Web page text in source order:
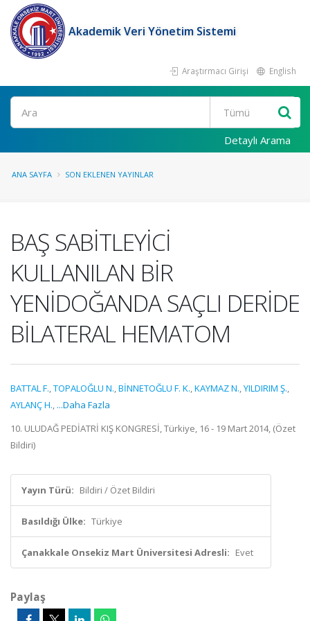
Akademik Veri Yönetim Sistemi
Araştırmacı Girişi English
Ara
Detaylı Arama
ANA SAYFA SON EKLENEN YAYINLAR
BAŞ SABİTLEYİCİ
KULLANILAN BİR
YENİDOĞANDA SAÇLI DERİDE
BİLATERAL HEMATOM
BATTAL F.,TOPALOĞLU N.,BİNNETOĞLU F. K.,KAYMAZ N.,YILDIRIM Ş.,
AYLANÇ H., ...Daha Fazla
10. ULUDAĞ PEDİATRİ KIŞ KONGRESİ, Türkiye, 16 - 19 Mart 2014, (Özet
Bildiri)
Yayın Türü: Bildiri / Özet Bildiri
Basıldığı Ülke: Türkiye
Çanakkale Onsekiz Mart Üniversitesi Adresli: Evet
Paylaş